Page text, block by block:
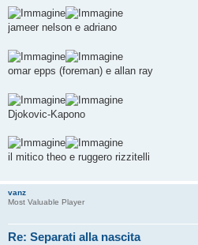
g
i
o
jameer nelson e adriano
omar epps (foreman) e allan ray
Djokovic-Kapono
il mitico theo e ruggero rizzitelli
vanz
Most Valuable Player
Re: Separati alla nascita